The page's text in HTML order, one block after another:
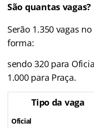
São quantas vagas?
Serão 1.350 vagas
forma:
sendo 320 para
1.000 para Praça.
Tipo da vaga
Oficial